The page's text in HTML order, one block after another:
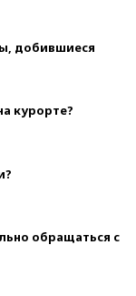
добившиеся
курорте?
обращаться с